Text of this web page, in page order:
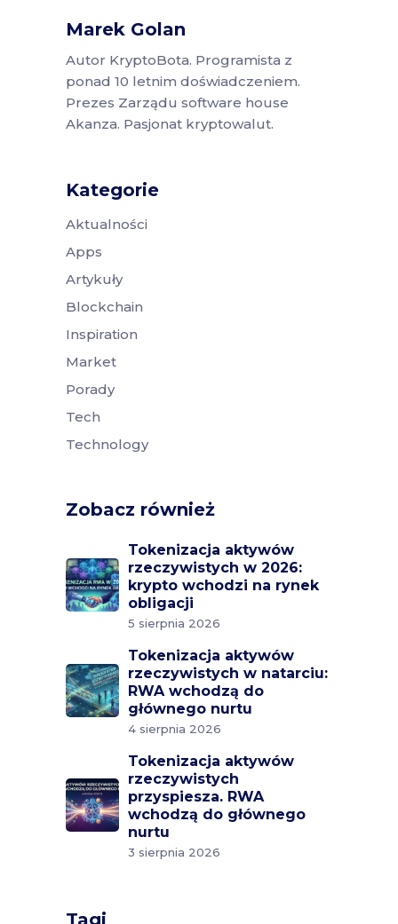
Marek Golan
Autor KryptoBota. Programista z
ponad 10 letnim doświadczeniem.
Prezes Zarządu software house
Akanza. Pasjonat kryptowalut.
Kategorie
Aktualności
Apps
Artykuły
Blockchain
Inspiration
Market
Porady
Tech
Technology
Zobacz również
Tokenizacja aktywów
rzeczywistych w 2026:
krypto wchodzi na rynek
obligacji
5 sierpnia 2026
Tokenizacja aktywów
rzeczywistych w natarciu:
RWA wchodzą do
głównego nurtu
4 sierpnia 2026
Tokenizacja aktywów
rzeczywistych
przyspiesza. RWA
wchodzą do głównego
nurtu
3 sierpnia 2026
Tagi